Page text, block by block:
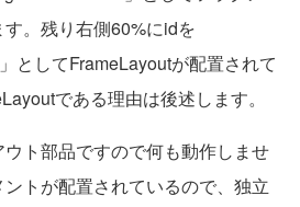
。残り右側60%にidを
としてFrameLayoutが配置されて
である理由は後述します。
ト部品ですので何も動作しませ
トが配置されているので、独立